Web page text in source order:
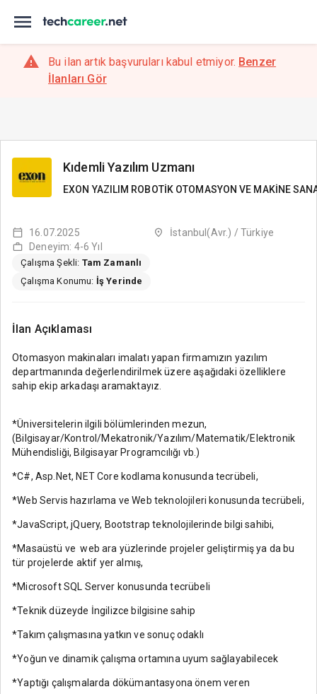
Bu ilan artık başvuruları kabul etmiyor. Benzer
İlanları Gör
Kıdemli Yazılım Uzmanı
EXON YAZILIM ROBOTİK OTOMASYON VE MAKİNE
16.07.2025
İstanbul(Avr.) / Türkiye
Deneyim: 4-6 Yıl
Çalışma Şekli: Tam Zamanlı
Çalışma Konumu: İş Yerinde
İlan Açıklaması
Otomasyon makinaları imalatı yapan firmamızın yazılım
departmanında değerlendirilmek üzere aşağıdaki özelliklere
sahip ekip arkadaşı aramaktayız.
*Üniversitelerin ilgili bölümlerinden mezun,
(Bilgisayar/Kontrol/Mekatronik/Yazılım/Matematik/Elektronik
Mühendisliği, Bilgisayar Programcılığı vb.)
*C#, Asp.Net, NET Core kodlama konusunda tecrübeli,
*Web Servis hazırlama ve Web teknolojileri konusunda tecrübeli,
*JavaScript, jQuery, Bootstrap teknolojilerinde bilgi sahibi,
*Masaüstü ve web ara yüzlerinde projeler geliştirmiş ya da bu
tür projelerde aktif yer almış,
*Microsoft SQL Server konusunda tecrübeli
*Teknik düzeyde İngilizce bilgisine sahip
*Takım çalışmasına yatkın ve sonuç odaklı
*Yoğun ve dinamik çalışma ortamına uyum sağlayabilecek
*Yaptığı çalışmalarda dökümantasyona önem veren